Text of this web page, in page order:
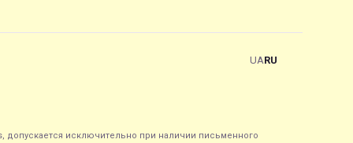
UARU
исключительно при наличии письменного